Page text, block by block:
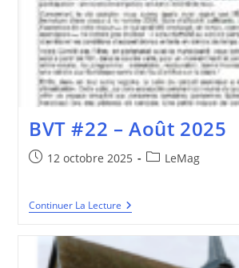
BVT #22 – Août 2025
Publication
12 octobre 2025
PostLeMag
Continuer La LectureBVT
#22
2025